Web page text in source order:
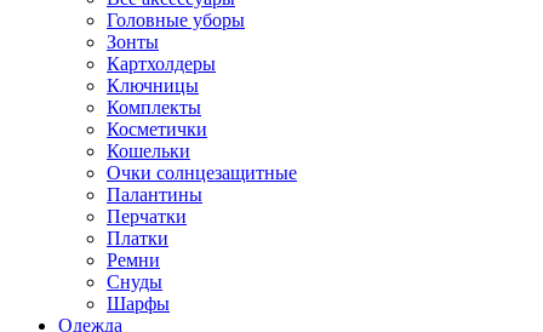
Головные уборы
Зонты
Картхолдеры
Ключницы
Комплекты
Косметички
Кошельки
Очки солнцезащитные
Палантины
Перчатки
Платки
Ремни
Снуды
Шарфы
Одежда